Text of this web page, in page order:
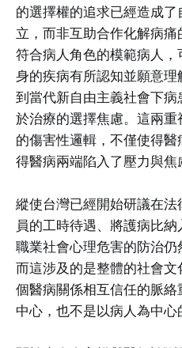
的選擇權的追求已經造成
立，而非互助合作化解病
符合病人角色的模範病人
身的疾病有所認知並願意
到當代新自由主義社會下
於治療的選擇焦慮。這兩
的傷害性邏輯，不僅使得
得醫病兩端陷入了壓力與焦
縱使台灣已經開始研議在
員的工時待遇、將護病比
職業社會心理危害的防治仍
而這涉及的是整體的社會
個醫病關係相互信任的脈
中心，也不是以病人為中心